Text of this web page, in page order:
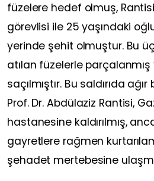
füzelere hedef olmuş,
görevlisi ile 25 yaşındaki
yerinde şehit olmuştur. Bu
atılan füzelerle
saçılmıştır. Bu saldırıda
Prof. Dr. Abdülaziz Rantisi,
hastanesine kaldırılmış,
gayretlere rağmen
şehadet mertebesine